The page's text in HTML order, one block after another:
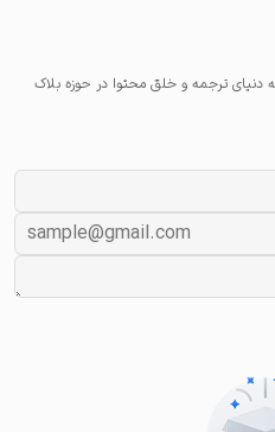
دنیای ترجمه و خلق محتوا در حوزه بلاک